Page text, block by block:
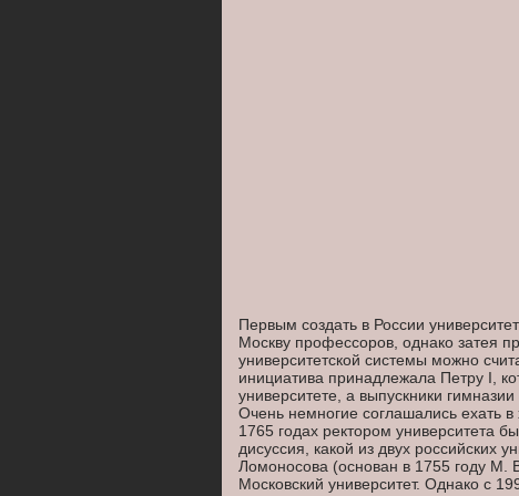
Первым создать в России
Москву профессоров, однако затея
университетской системы можно
инициатива принадлежала Петру I,
университете, а выпускники
Очень немногие соглашались ехать
1765 годах ректором университета
дисуссия, какой из двух российских
Ломоносова (основан в 1755 году М.
Московский университет. Однако с